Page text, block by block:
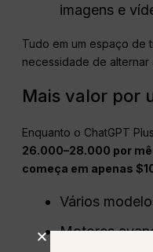
imagens e
Tudo em um espaço de
necessidade de alternar
Mais valor por
Enquanto o ChatGPT
26.000–28.000 por
começa em apenas
Vários
Motores